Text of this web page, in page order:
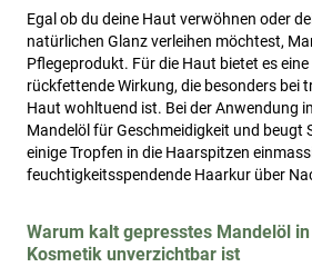
Egal ob du deine Haut verwöhnen oder
natürlichen Glanz verleihen möchtest,
Pflegeprodukt. Für die Haut bietet es
rückfettende Wirkung, die besonders bei
Haut wohltuend ist. Bei der Anwendung
Mandelöl für Geschmeidigkeit und beugt
einige Tropfen in die Haarspitzen
feuchtigkeitsspendende Haarkur über
Warum kalt gepresstes Mandelöl
Kosmetik unverzichtbar ist